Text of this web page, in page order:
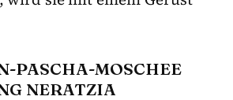
PASCHA-MOSCHEE
NERATZIA